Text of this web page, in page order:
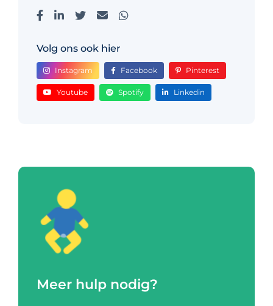
Volg ons ook hier
Instagram Facebook Pinterest
Youtube Spotify Linkedin
Meer hulp nodig?